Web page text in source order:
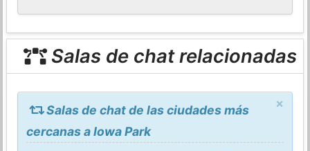
Salas de chat relacionadas
×
Salas de chat de las ciudades más
cercanas a Iowa Park